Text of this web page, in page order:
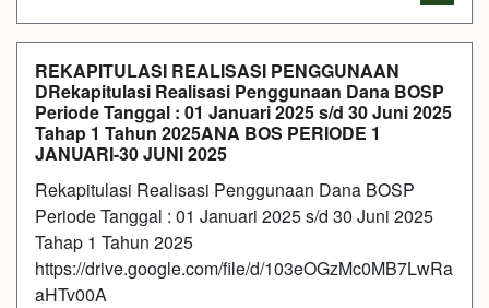
REKAPITULASI REALISASI PENGGUNAAN
DRekapitulasi Realisasi Penggunaan Dana BOSP
Periode Tanggal : 01 Januari 2025 s/d 30 Juni 2025
Tahap 1 Tahun 2025ANA BOS PERIODE 1
JANUARI-30 JUNI 2025
Rekapitulasi Realisasi Penggunaan Dana BOSP
Periode Tanggal : 01 Januari 2025 s/d 30 Juni 2025
Tahap 1 Tahun 2025
https://drive.google.com/file/d/103eOGzMc0MB7LwRa
aHTv00A